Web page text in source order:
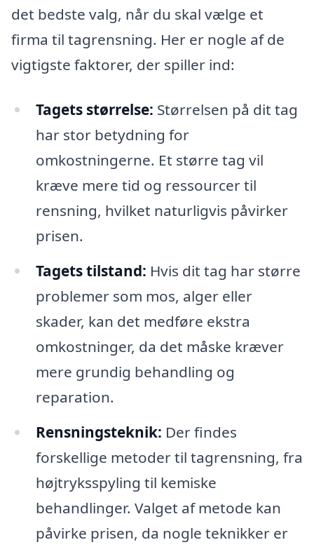
det bedste valg, når du skal vælge et
firma til tagrensning. Her er nogle af de
vigtigste faktorer, der spiller ind:
Tagets størrelse: Størrelsen på dit tag
har stor betydning for
omkostningerne. Et større tag vil
kræve mere tid og ressourcer til
rensning, hvilket naturligvis påvirker
prisen.
Tagets tilstand: Hvis dit tag har større
problemer som mos, alger eller
skader, kan det medføre ekstra
omkostninger, da det måske kræver
mere grundig behandling og
reparation.
Rensningsteknik: Der findes
forskellige metoder til tagrensning, fra
højtryksspyling til kemiske
behandlinger. Valget af metode kan
påvirke prisen, da nogle teknikker er